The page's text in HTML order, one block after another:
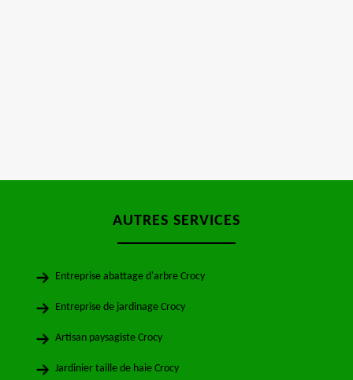
AUTRES SERVICES
Entreprise abattage d'arbre Crocy
Entreprise de jardinage Crocy
Artisan paysagiste Crocy
Jardinier taille de haie Crocy